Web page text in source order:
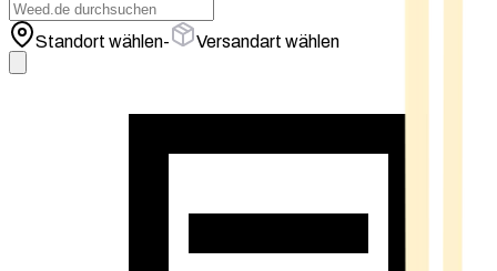
Standort wählen- Versandart wählen